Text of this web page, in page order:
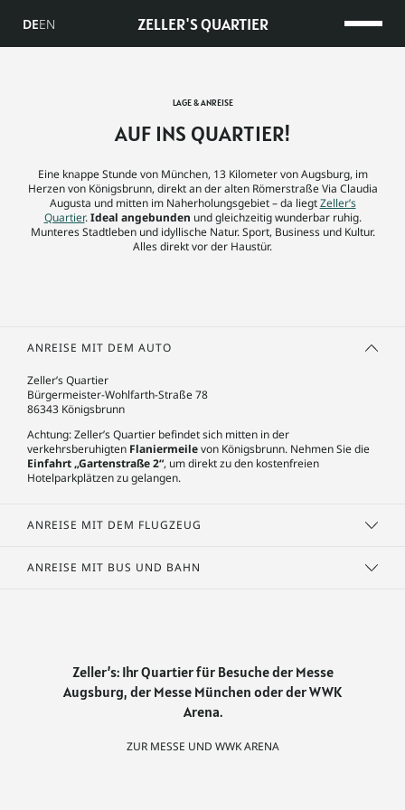
ZELLER'S QUARTIER
DEEN
AUF INS QUARTIER!
LAGE & ANREISE
Eine knappe Stunde von München, 13 Kilometer von Augsburg, im
Herzen von Königsbrunn, direkt an der alten Römerstraße Via Claudia
Augusta und mitten im Naherholungsgebiet – da liegtZeller’s
Quartier.Ideal angebunden und gleichzeitig wunderbar ruhig.
Munteres Stadtleben und idyllische Natur. Sport, Business und Kultur.
Alles direkt vor der Haustür.
ANREISE MIT DEM AUTO
Zeller’s Quartier
Bürgermeister-Wohlfarth-Straße 78
86343 Königsbrunn
Achtung: Zeller’s Quartier befindet sich mitten in der
verkehrsberuhigten Flaniermeilevon Königsbrunn. Nehmen Sie die
Einfahrt „Gartenstraße 2“, um direkt zu den kostenfreien
Hotelparkplätzen zu gelangen.
ANREISE MIT DEM FLUGZEUG
per Bus, Bahn oder Airport Shuttle nach Augsburg. Für die letzten
ANREISE MIT BUS UND BAHN
Zeller’s: Ihr Quartier für Besuche der Messe
Augsburg, der Messe München oder der WWK
Arena.
ZUR MESSE UND WWK ARENA